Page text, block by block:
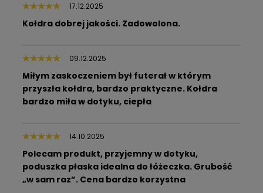
17.12.2025
Kołdra dobrej jakości. Zadowolona.
09.12.2025
Miłym zaskoczeniem był futerał w którym
przyszła kołdra, bardzo praktyczne. Kołdra
bardzo miła w dotyku, ciepła
14.10.2025
Polecam produkt, przyjemny w dotyku,
poduszka płaska idealna do łóżeczka. Grubość
„w sam raz”. Cena bardzo korzystna